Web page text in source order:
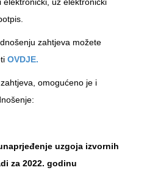
zahtjeva možete
OVDJE.
omogućeno je i
uzgoja izvornih
za 2022. godinu